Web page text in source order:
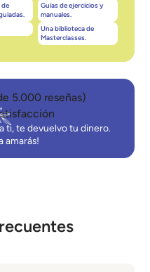
de
Guías de ejercicios y
manuales.
Una biblioteca de
Masterclasses.
5.000 reseñas)
ti, te devuelvo tu dinero.
amarás!